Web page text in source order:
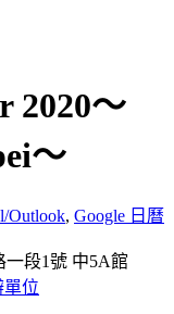
2020～
～
Outlook, Google 日曆
一段1號 中5A館
單位